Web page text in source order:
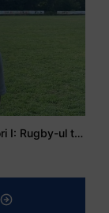
Mohamed Salhi, vicecampion național juniori I: Rugby-ul te învață să accepți și înfrângerile